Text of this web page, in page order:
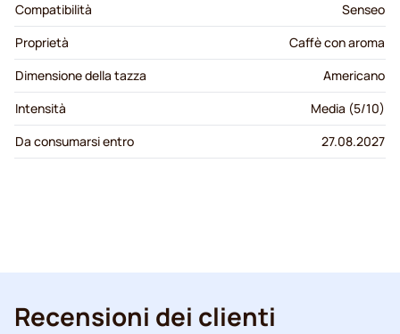
Compatibilità
Senseo
Proprietà
Caffè con aroma
Dimensione della tazza
Americano
Intensità
Media (5/10)
Da consumarsi entro
27.08.2027
Recensioni dei clienti